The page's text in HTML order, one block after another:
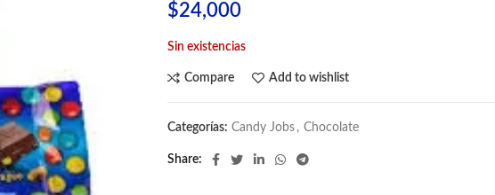
$24,000
Sin existencias
Compare Add to wishlist
Categorías: Candy Jobs , Chocolate
Share